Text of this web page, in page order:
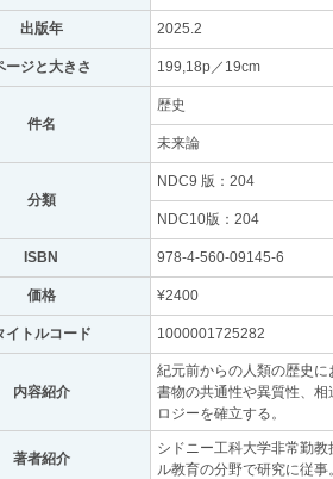
出版年 2025.2
ージと大きさ 199,18p／19cm
件名
歴史
未来論
分類
NDC9 版：204
NDC10版：204
ISBN 978-4-560-09145-6
価格 ¥2400
イトルコード 1000001725282
内容紹介
紀元前からの人類の歴史
書物の共通性や異質性、
ロジーを確立する。
著者紹介
シドニー工科大学非常勤
ル教育の分野で研究に従事。